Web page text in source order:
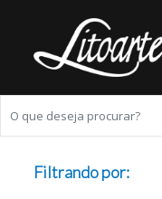
Filtrando por: